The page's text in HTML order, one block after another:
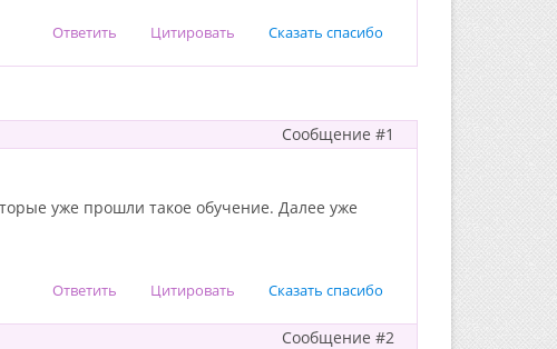
Сказать спасибо
Цитировать
Ответить
Сообщение #1
уже прошли такое обучение. Далее уже
Сказать спасибо
Цитировать
Ответить
Сообщение #2